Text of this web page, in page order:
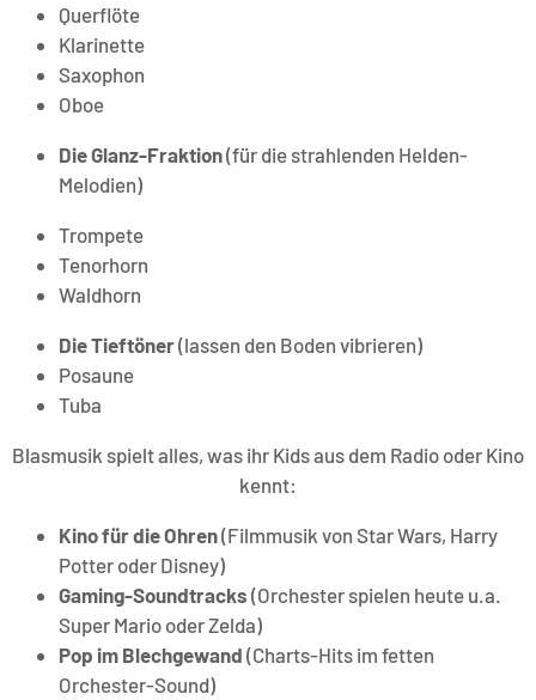
Querflöte
Klarinette
Saxophon
Oboe
Die Glanz-Fraktion(für die strahlenden Helden-
Melodien)
Trompete
Tenorhorn
Waldhorn
Die Tieftöner(lassen den Boden vibrieren)
Posaune
Tuba
Blasmusik spielt alles, was ihr Kids aus dem Radio oder Kino
kennt:
Kino für die Ohren(Filmmusik von Star Wars, Harry
Potter oder Disney)
Gaming-Soundtracks (Orchester spielen heute u.a.
Super Mario oder Zelda)
Pop im Blechgewand (Charts-Hits im fetten
Orchester-Sound)